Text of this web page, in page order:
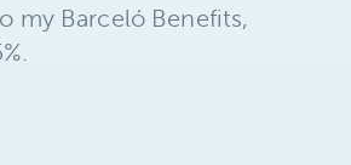
my Barceló Benefits,